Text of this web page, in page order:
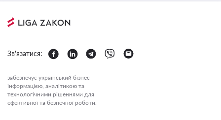
Зв'язатися:
забезпечує український бізнес
інформацією, аналітикою та
технологічними рішеннями для
ефективної та безпечної роботи.